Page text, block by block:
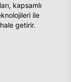
kapsamlı
ile
hale getirir.